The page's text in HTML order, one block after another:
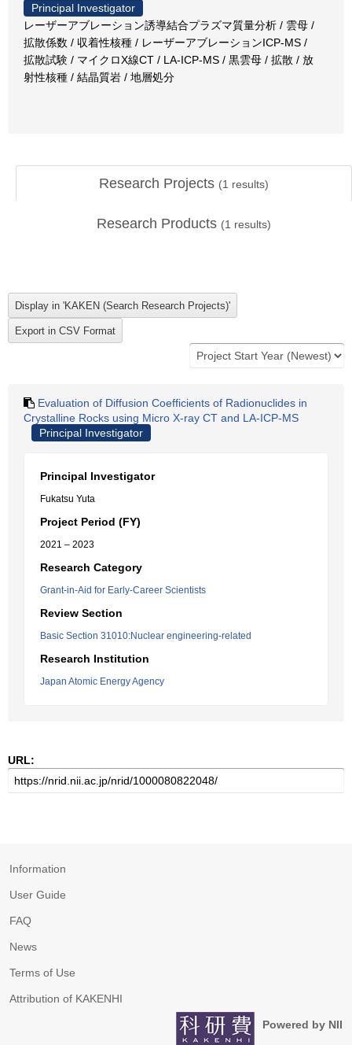
Principal Investigator
レーザーアブレーション誘導結合プラズマ質量分析 / 雲母 /
拡散係数 / 収着性核種 / レーザーアブレーションICP-MS /
拡散試験 / マイクロX線CT / LA-ICP-MS / 黒雲母 / 拡散 / 放
射性核種 / 結晶質岩 / 地層処分
Research Projects (1 results)
Research Products (1 results)
Evaluation of Diffusion Coefficients of Radionuclides in
Crystalline Rocks using Micro X-ray CT and LA-ICP-MS
Principal Investigator
Principal Investigator
Fukatsu Yuta
Project Period (FY)
2021 – 2023
Research Category
Grant-in-Aid for Early-Career Scientists
Review Section
Basic Section 31010:Nuclear engineering-related
Research Institution
Japan Atomic Energy Agency
URL:
Information
User Guide
FAQ
News
Terms of Use
Attribution of KAKENHI
Powered by NII